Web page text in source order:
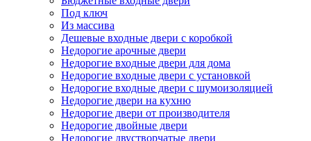
Под ключ
Из массива
Дешевые входные двери с коробкой
Недорогие арочные двери
Недорогие входные двери для дома
Недорогие входные двери с установкой
Недорогие входные двери с шумоизоляцией
Недорогие двери на кухню
Недорогие двери от производителя
Недорогие двойные двери
Недорогие двустворчатые двери